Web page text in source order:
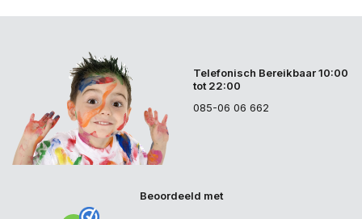
Telefonisch Bereikbaar 10:00
tot 22:00
085-06 06 662
Beoordeeld met